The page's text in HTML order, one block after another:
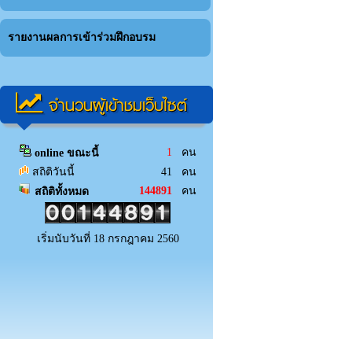
รายงานผลการเข้าร่วมฝึกอบรม
จำนวนผู้เข้าชมเว็บไซต์
online ขณะนี้ 1 คน
สถิติวันนี้
41 คน
สถิติทั้งหมด
144891 คน
เริ่มนับวันที่ 18 กรกฎาคม 2560